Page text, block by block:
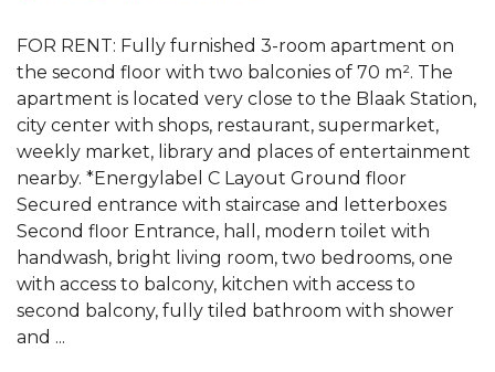
FOR RENT: Fully furnished 3-room apartment on
the second floor with two balconies of 70 m². The
apartment is located very close to the Blaak Station,
city center with shops, restaurant, supermarket,
weekly market, library and places of entertainment
nearby. *Energylabel C Layout Ground floor
Secured entrance with staircase and letterboxes
Second floor Entrance, hall, modern toilet with
handwash, bright living room, two bedrooms, one
with access to balcony, kitchen with access to
second balcony, fully tiled bathroom with shower
and ...